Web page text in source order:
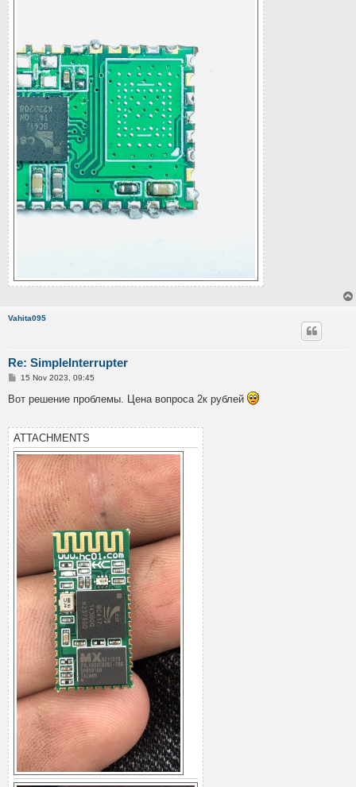
Vahita095
Re: SimpleInterrupter
P
s
15 Nov 2023, 09:45
Вот решение проблемы. Цена вопроса 2к рублей
ATTACHMENTS